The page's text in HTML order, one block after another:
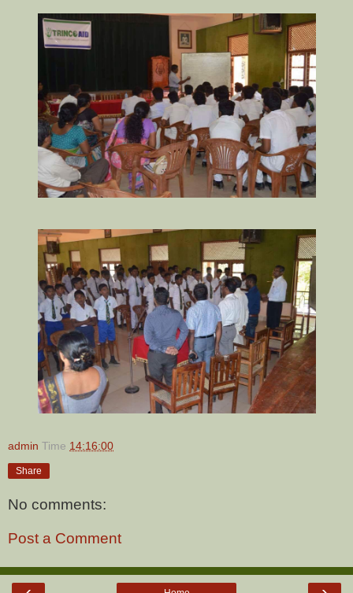
admin Time 14:16:00
Share
No comments:
Post a Comment